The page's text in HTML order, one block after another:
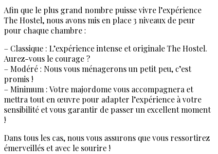
Afin que le plus grand nombre puisse vivre l’expérience
The Hostel, nous avons mis en place 3 niveaux de peur
pour chaque chambre :
– Classique : L’expérience intense et originale The Hostel.
Aurez-vous le courage ?
– Modéré : Nous vous ménagerons un petit peu, c’est
promis !
– Minimum : Votre majordome vous accompagnera et
mettra tout en œuvre pour adapter l’expérience à votre
sensibilité et vous garantir de passer un excellent moment
!
Dans tous les cas, nous vous assurons que vous ressortirez
émerveillés et avec le sourire !